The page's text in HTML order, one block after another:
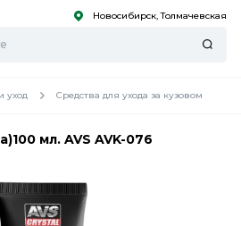
оро Новосибирск, Толмачевская
уход Средства для ухода за кузовом
мл. AVS AVK-076